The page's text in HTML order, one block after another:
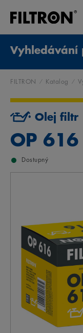
Vyhledávání
FILTRON Katalog
Olej filtr
OP 616
Dostupný